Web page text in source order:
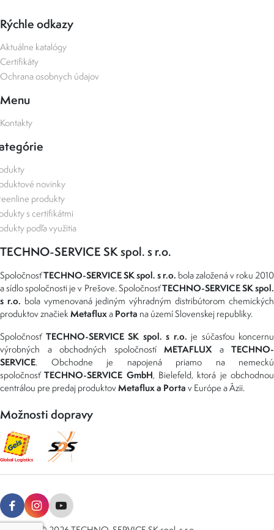
Rýchle odkazy
Aktuálne katalógy
Certifikáty
Ochrana osobnych údajov
Menu
Kontakty
novinky
produkty
s certifikátmi
podľa využitia
TECHNO-SERVICE SK spol. s r.o.
SpoločnosťTECHNO-SERVICE SK spol. s r.o. bola založená v roku 2010
a sídlo spoločnosti je v Prešove. SpoločnosťTECHNO-SERVICE SK spol.
s r.o. bola vymenovaná jediným výhradným distribútorom chemických
produktov značiekMetafluxa Porta na území Slovenskej republiky.
Spoločnosť TECHNO-SERVICE SK spol. s r.o. je súčasťou koncernu
výrobných a obchodných spoločností METAFLUXa TECHNO-
SERVICE. Obchodne je napojená priamo na nemeckú
spoločnosťTECHNO-SERVICE GmbH, Bielefeld, ktorá je obchodnou
centrálou pre predaj produktovMetaflux a Porta v Európe a Ázii.
Možnosti dopravy